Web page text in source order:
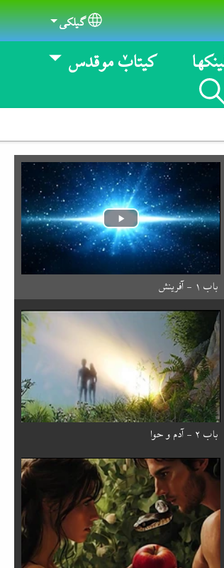
Select your language
گیلکی
کیتابٚ موقدس
باب ۱ - آفرینش
باب ۲ - آدم و حوا